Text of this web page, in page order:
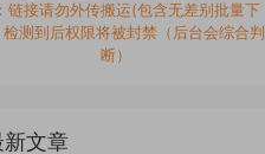
接请勿外传搬运(包含无差别批量下
测到后权限将被封禁（后台会综合判
断）
新文章